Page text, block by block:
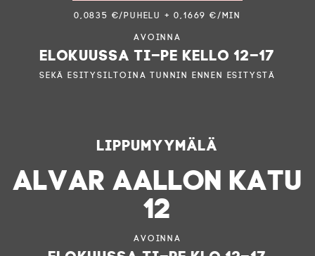
0,0835 €/puhelu + 0,1669 €/min
Avoinna
elokuussa ti–pe kello 12–17
sekä esitysiltoina tunnin ennen esitystä
Lippumyymälä
ALVAR AALLON KATU
12
Avoinna